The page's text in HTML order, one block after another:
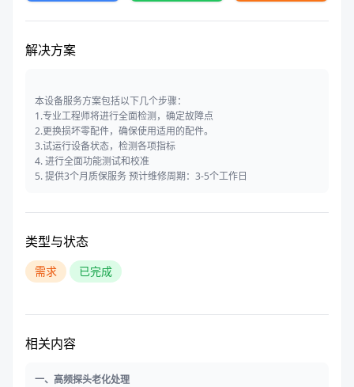
解决方案
本设备服务方案包括以下几个步骤：
1.专业工程师将进行全面检测，确定故障点
2.更换损坏零配件，确保使用适用的配件。
3.试运行设备状态，检测各项指标
4. 进行全面功能测试和校准
5. 提供3个月质保服务 预计维修周期：3-5个工作日
类型与状态
需求 已完成
相关内容
一、高频探头老化处理